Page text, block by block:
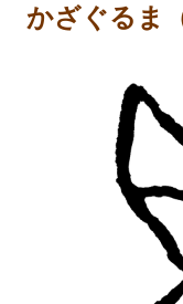
かざぐるま